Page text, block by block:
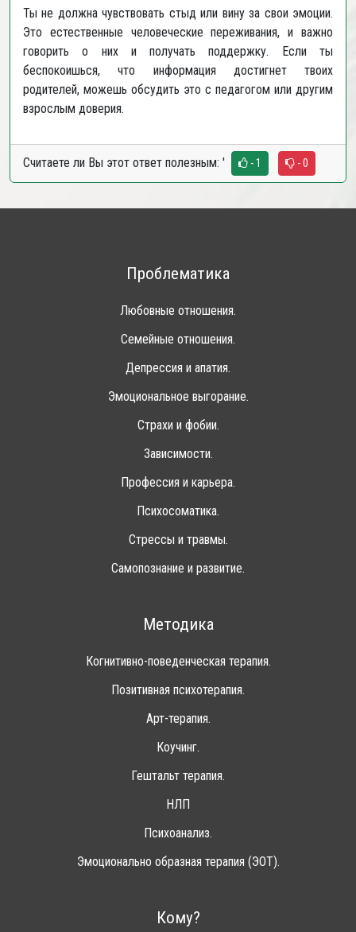
Ты не должна чувствовать стыд или вину за свои эмоции.
Это естественные человеческие переживания, и важно
говорить о них и получать поддержку. Если ты
беспокоишься, что информация достигнет твоих
родителей, можешь обсудить это с педагогом или другим
взрослым доверия.
Считаете ли Вы этот ответ полезным: ' - 1 - 0
Проблематика
Любовные отношения.
Семейные отношения.
Депрессия и апатия.
Эмоциональное выгорание.
Страхи и фобии.
Зависимости.
Профессия и карьера.
Психосоматика.
Стрессы и травмы.
Самопознание и развитие.
Методика
Когнитивно-поведенческая терапия.
Позитивная психотерапия.
Арт-терапия.
Коучинг.
Гештальт терапия.
НЛП
Психоанализ.
Эмоционально образная терапия (ЭОТ).
Кому?